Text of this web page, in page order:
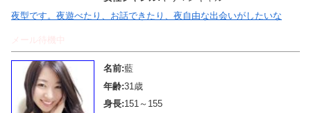
夜型です。夜遊べたり、お話できたり、夜自由な出会いがしたいな
メール待機中
名前:藍
年齢:31歳
身長:151～155